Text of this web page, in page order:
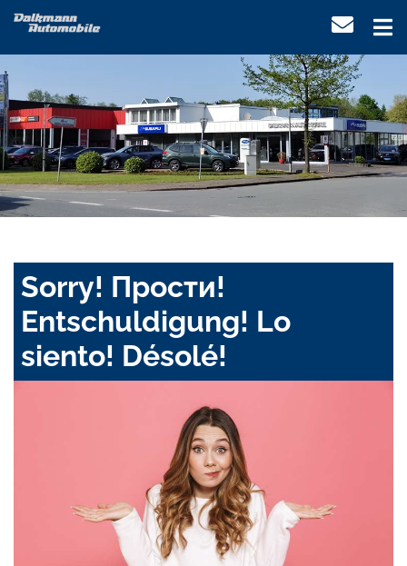
Sorry! Прости!
Entschuldigung! Lo
siento! Désolé!